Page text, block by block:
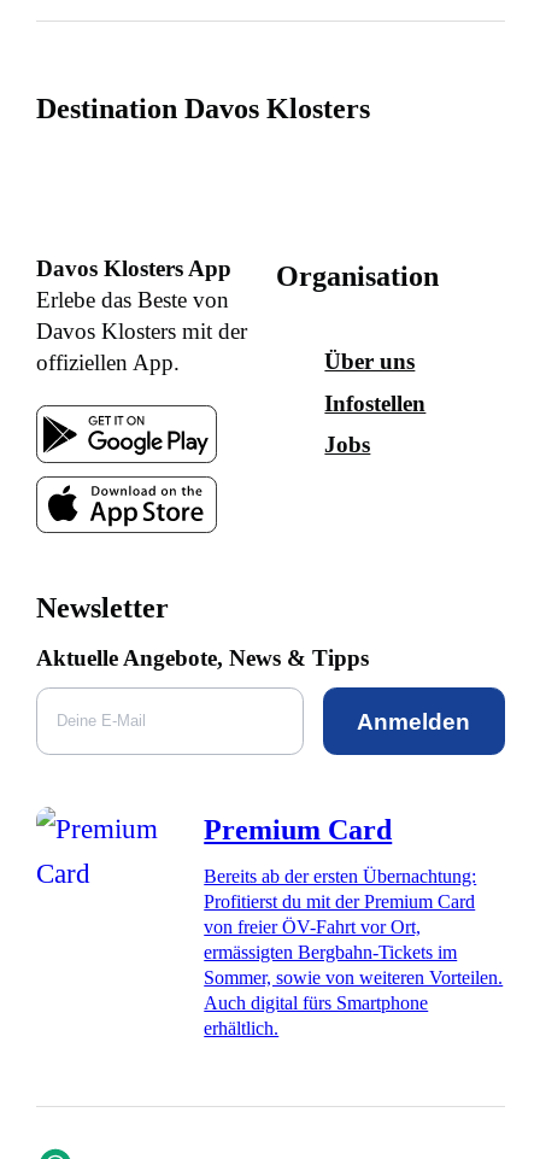
Destination Davos Klosters
Davos Klosters App
Erlebe das Beste von
Davos Klosters mit der
offiziellen App.
Organisation
Über uns
Infostellen
Jobs
Newsletter
Aktuelle Angebote, News & Tipps
Anmelden
Premium Card
Bereits ab der ersten Übernachtung:
Profitierst du mit der Premium Card
von freier ÖV-Fahrt vor Ort,
ermässigten Bergbahn-Tickets im
Sommer, sowie von weiteren Vorteilen.
Auch digital fürs Smartphone
erhältlich.